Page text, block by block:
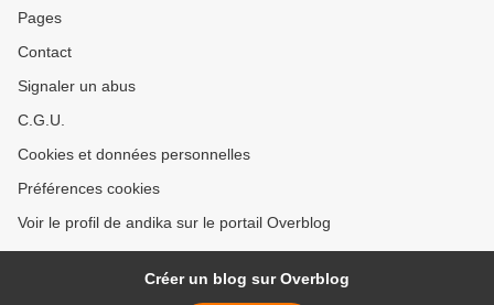
Pages
Contact
Signaler un abus
C.G.U.
Cookies et données personnelles
Préférences cookies
Voir le profil de andika sur le portail Overblog
Créer un blog sur Overblog